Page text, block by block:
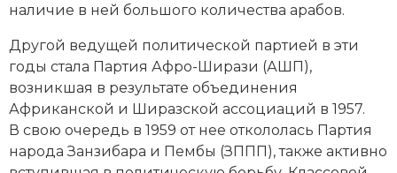
наличие в ней большого количества арабов.
Другой ведущей политической партией в эти
годы стала Партия Афро-Ширази (АШП),
возникшая в результате объединения
Африканской и Ширазской ассоциаций в 1957.
В свою очередь в 1959 от нее откололась Партия
народа Занзибара и Пембы (ЗППП), также активно